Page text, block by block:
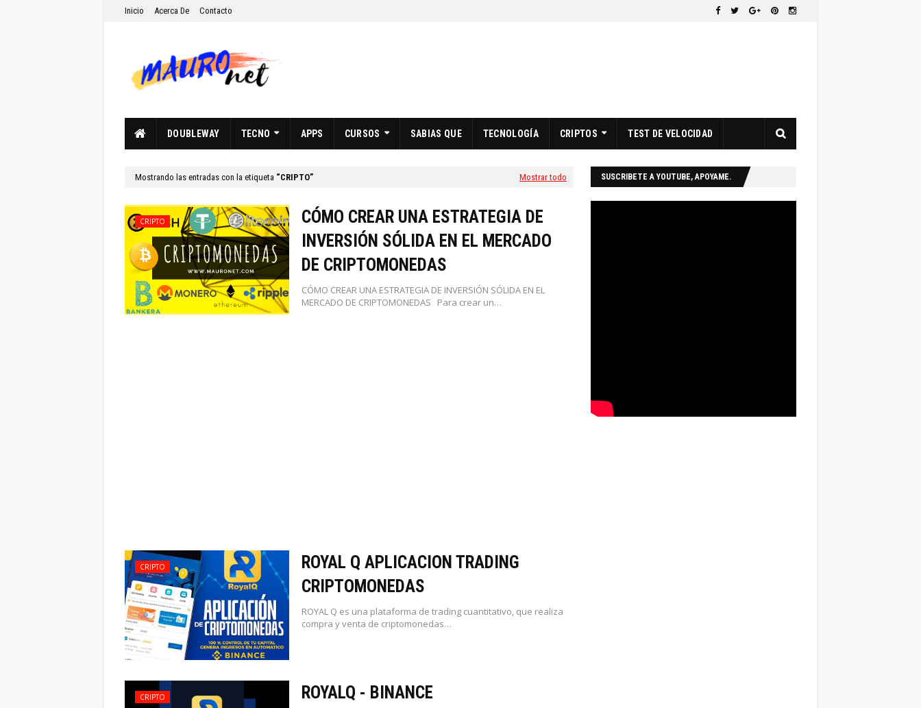
Inicio Acerca De Contacto
DOUBLEWAY TECNO APPS CURSOS SABIAS QUE TECNOLOGÍA CRIPTOS TEST DE VELOCIDAD
Mostrando las entradas con la etiqueta CRIPTO Mostrar todo
CRIPTO
CÓMO CREAR UNA ESTRATEGIA DE
INVERSIÓN SÓLIDA EN EL MERCADO
DE CRIPTOMONEDAS
CÓMO CREAR UNA ESTRATEGIA DE INVERSIÓN SÓLIDA EN EL
MERCADO DE CRIPTOMONEDAS Para crear un…
CRIPTO
ROYAL Q APLICACION TRADING
CRIPTOMONEDAS
ROYAL Q es una plataforma de trading cuantitativo, que realiza
compra y venta de criptomonedas…
CRIPTO ROYALQ - BINANCE
SUSCRIBETE A YOUTUBE, APOYAME.